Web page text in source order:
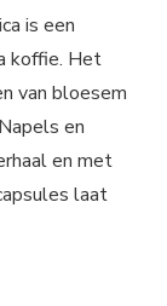
is een
koffie. Het
van bloesem
en
en met
laat